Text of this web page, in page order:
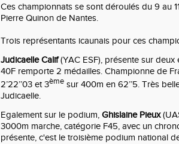
Ces championnats se sont déroulés du 9 au
Pierre Quinon de Nantes.
Trois représentants icaunais pour ces
Judicaelle Calif(YAC ESF), présente sur
40F remporte 2 médailles. Championne de
2’22’’03 et 3ème sur 400m en 62’’5. Très
Judicaelle.
Egalement sur le podium, Ghislaine Pieux
3000m marche, catégorie F45, avec un
présente, c'est le troisième podium national